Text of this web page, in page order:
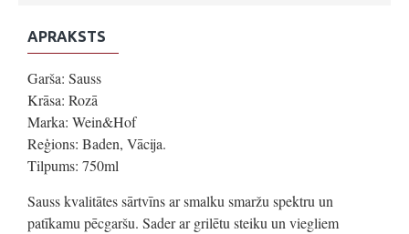
APRAKSTS
Garša: Sauss
Krāsa: Rozā
Marka: Wein&Hof
Reģions: Baden, Vācija.
Tilpums: 750ml
Sauss kvalitātes sārtvīns ar smalku smaržu spektru un
patīkamu pēcgaršu. Sader ar grilētu steiku un viegliem